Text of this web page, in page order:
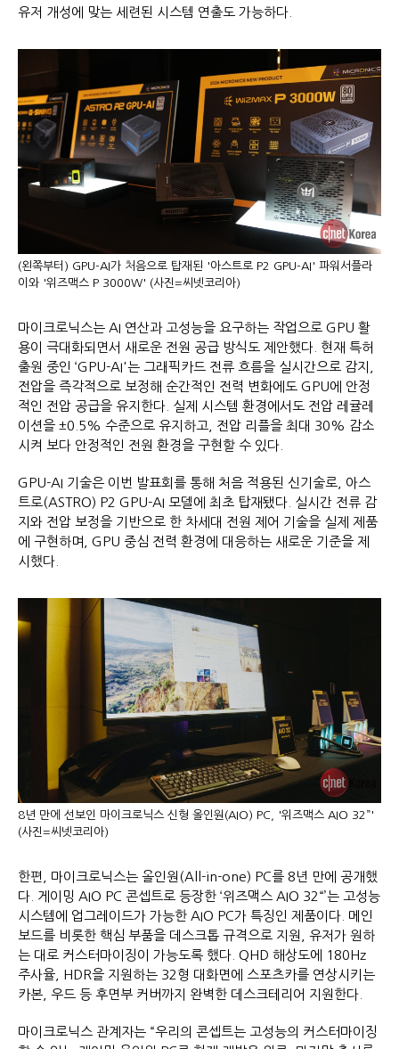
유저 개성에 맞는 세련된 시스템 연출도 가능하다.
(왼쪽부터) GPU-AI가 처음으로 탑재된 '아스트로 P2 GPU-AI' 파워서플라
이와 '위즈맥스 P 3000W' (사진=씨넷코리아)
마이크로닉스는 AI 연산과 고성능을 요구하는 작업으로 GPU 활
용이 극대화되면서 새로운 전원 공급 방식도 제안했다. 현재 특허
출원 중인 ‘GPU-AI'는 그래픽카드 전류 흐름을 실시간으로 감지,
전압을 즉각적으로 보정해 순간적인 전력 변화에도 GPU에 안정
적인 전압 공급을 유지한다. 실제 시스템 환경에서도 전압 레귤레
이션을 ±0.5% 수준으로 유지하고, 전압 리플을 최대 30% 감소
시켜 보다 안정적인 전원 환경을 구현할 수 있다.
GPU-AI 기술은 이번 발표회를 통해 처음 적용된 신기술로, 아스
트로(ASTRO) P2 GPU-AI 모델에 최초 탑재됐다. 실시간 전류 감
지와 전압 보정을 기반으로 한 차세대 전원 제어 기술을 실제 제품
에 구현하며, GPU 중심 전력 환경에 대응하는 새로운 기준을 제
시했다.
8년 만에 선보인 마이크로닉스 신형 올인원(AIO) PC, '위즈맥스 AIO 32”'
(사진=씨넷코리아)
한편, 마이크로닉스는 올인원(All-in-one) PC를 8년 만에 공개했
다. 게이밍 AIO PC 콘셉트로 등장한 ‘위즈맥스 AIO 32“’는 고성능
시스템에 업그레이드가 가능한 AIO PC가 특징인 제품이다. 메인
보드를 비롯한 핵심 부품을 데스크톱 규격으로 지원, 유저가 원하
는 대로 커스터마이징이 가능도록 했다. QHD 해상도에 180Hz
주사율, HDR을 지원하는 32형 대화면에 스포츠카를 연상시키는
카본, 우드 등 후면부 커버까지 완벽한 데스크테리어 지원한다.
마이크로닉스 관계자는 “우리의 콘셉트는 고성능의 커스터마이징